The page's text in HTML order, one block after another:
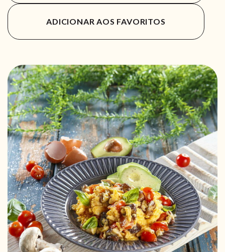
ADICIONAR AOS FAVORITOS